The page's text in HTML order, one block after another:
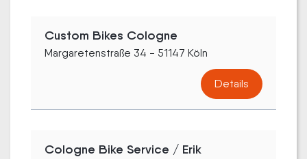
Custom Bikes Cologne
Margaretenstraße 34 - 51147 Köln
Details
Cologne Bike Service / Erik